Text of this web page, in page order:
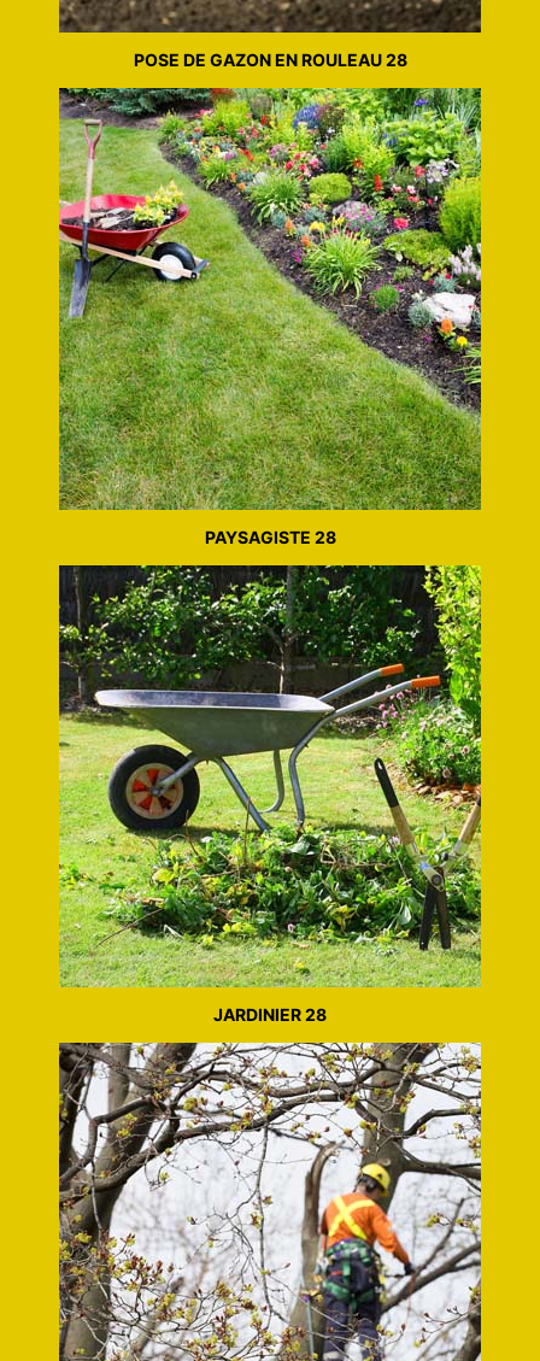
POSE DE GAZON EN ROULEAU 28
PAYSAGISTE 28
JARDINIER 28